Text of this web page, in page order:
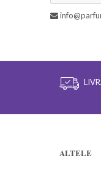
ALTELE